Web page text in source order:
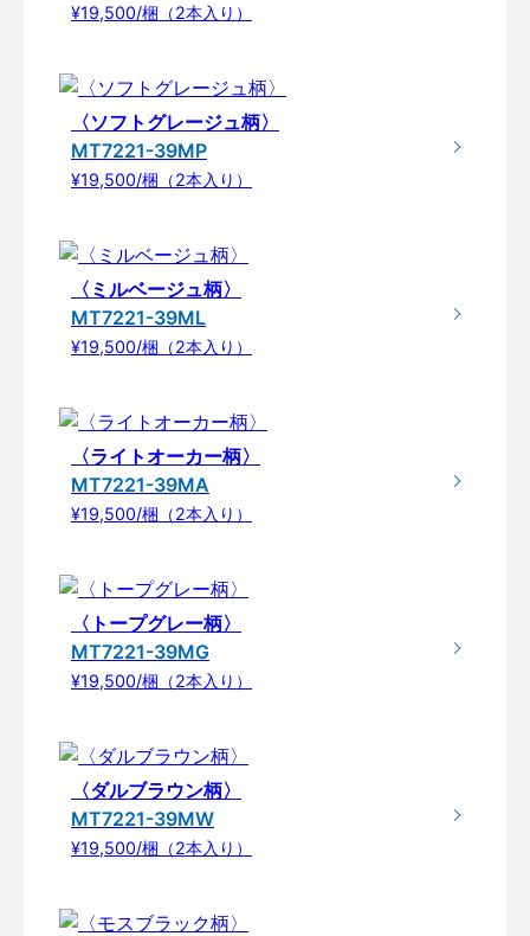
¥19,500/梱（2本入り）
〈ソフトグレージュ柄〉
MT7221-39MP
¥19,500/梱（2本入り）
〈ミルベージュ柄〉
MT7221-39ML
¥19,500/梱（2本入り）
〈ライトオーカー柄〉
MT7221-39MA
¥19,500/梱（2本入り）
〈トープグレー柄〉
MT7221-39MG
¥19,500/梱（2本入り）
〈ダルブラウン柄〉
MT7221-39MW
¥19,500/梱（2本入り）